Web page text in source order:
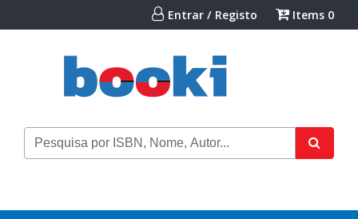
Entrar / Registo Items 0